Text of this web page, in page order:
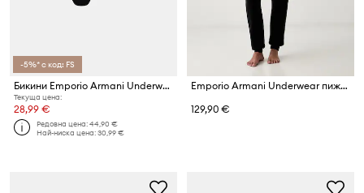
-5%* с код: FS
Бикини Emporio Armani Underwear (2 броя)
Текуща цена:
28,99 €
Редовна цена:44,90 €
Най-ниска цена:30,99 €
Emporio Armani Underwear пижама от две части дамска
129,90 €